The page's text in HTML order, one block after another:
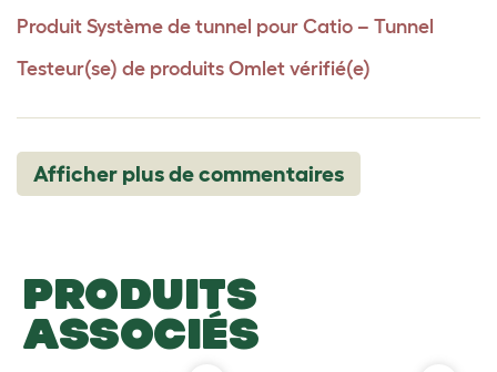
Produit Système de tunnel pour Catio – Tunnel
Testeur(se) de produits Omlet vérifié(e)
Afficher plus de commentaires
PRODUITS
ASSOCIÉS